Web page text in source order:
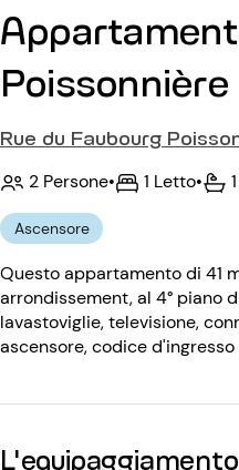
Rue du Faubourg
2 Persone• 1 Letto•
Ascensore
Questo appartamento di 41
arrondissement, al 4° piano
lavastoviglie, televisione,
ascensore, codice
L'equipaggiamento